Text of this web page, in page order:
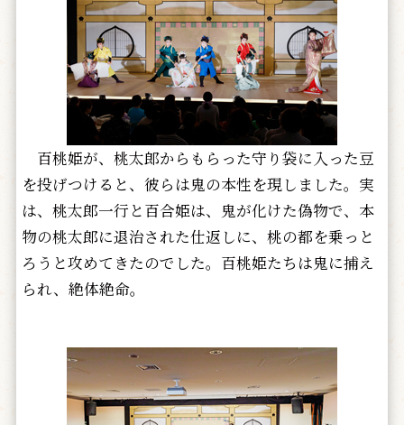
百桃姫が、桃太郎からもらった守り袋に入った豆
を投げつけると、彼らは鬼の本性を現しました。実
は、桃太郎一行と百合姫は、鬼が化けた偽物で、本
物の桃太郎に退治された仕返しに、桃の都を乗っと
ろうと攻めてきたのでした。百桃姫たちは鬼に捕え
られ、絶体絶命。